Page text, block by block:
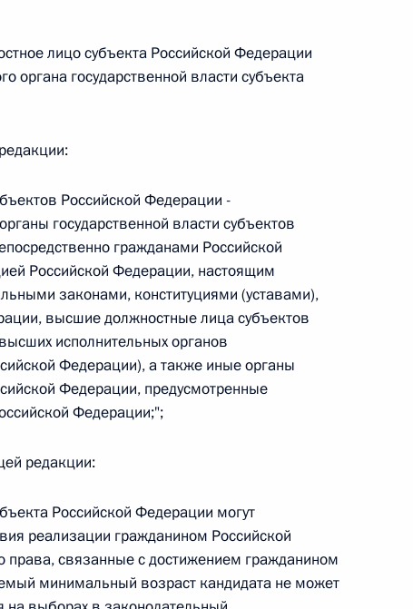
г. № 251-ФЗ
Федерации и статьи 31 и 151 Уголовно-
г. № 264-ФЗ
закона «Об актах гражданского состояния»
13 статьи 3 Федерального закона «О внесении
состояния“
г. № 270-ФЗ
закона «Об автономных учреждениях»
г. № 244-ФЗ
Российской Федерации и Кабинетом
лицо субъекта Российской Федерации
органа государственной власти субъекта
Российской Федерации -
государственной власти субъектов
гражданами Российской
Российской Федерации, настоящим
законами, конституциями (уставами),
высшие должностные лица субъектов
исполнительных органов
Федерации), а также иные органы
Федерации, предусмотренные
Федерации;";
редакции:
Российской Федерации могут
реализации гражданином Российской
права, связанные с достижением гражданином
минимальный возраст кандидата не может